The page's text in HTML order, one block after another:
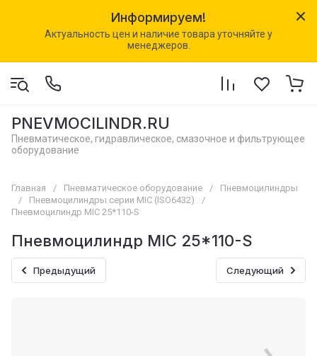
Информируем!
Актуальность цен и наличие товара уточняйте у
менеджеров.
PNEVMOCILINDR.RU
Пневматическое, гидравлическое, смазочное и фильтрующее
оборудование
Главная / Пневматическое оборудование /
Пневмоцилиндры
/
Пневмоцилиндры серии MIC (ISO6432)
/
Пневмоцилиндр MIC 25*110-S
Пневмоцилиндр MIC 25*110-S
Предыдущий Следующий